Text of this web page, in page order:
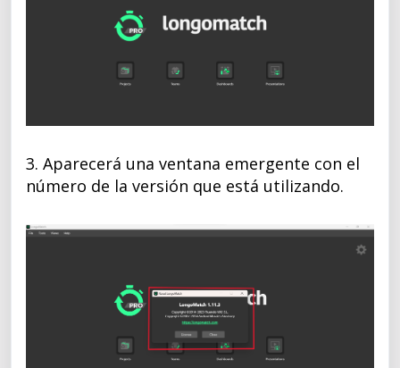
3. Aparecerá una ventana emergente con el
número de la versión que está utilizando.